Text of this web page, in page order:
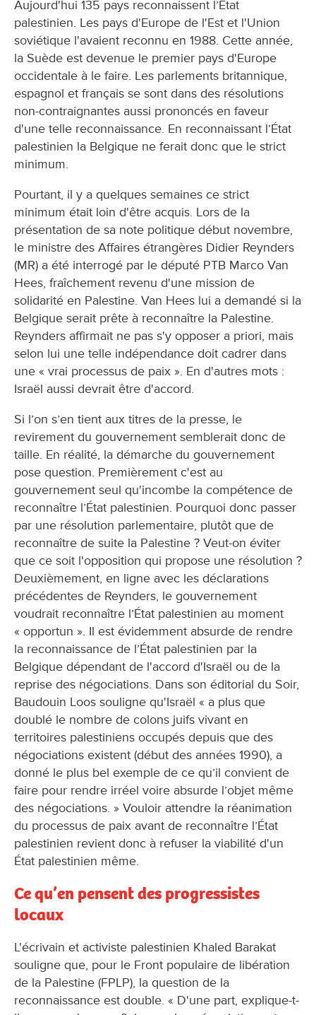
Aujourd'hui 135 pays reconnaissent l’État
palestinien. Les pays d'Europe de l'Est et l'Union
soviétique l'avaient reconnu en 1988. Cette année,
la Suède est devenue le premier pays d'Europe
occidentale à le faire. Les parlements britannique,
espagnol et français se sont dans des résolutions
non-contraignantes aussi prononcés en faveur
d'une telle reconnaissance. En reconnaissant l’État
palestinien la Belgique ne ferait donc que le strict
minimum.
Pourtant, il y a quelques semaines ce strict
minimum était loin d'être acquis. Lors de la
présentation de sa note politique début novembre,
le ministre des Affaires étrangères Didier Reynders
(MR) a été interrogé par le député PTB Marco Van
Hees, fraîchement revenu d'une mission de
solidarité en Palestine. Van Hees lui a demandé si la
Belgique serait prête à reconnaître la Palestine.
Reynders affirmait ne pas s'y opposer a priori, mais
selon lui une telle indépendance doit cadrer dans
une « vrai processus de paix ». En d'autres mots :
Israël aussi devrait être d'accord.
Si l’on s’en tient aux titres de la presse, le
revirement du gouvernement semblerait donc de
taille. En réalité, la démarche du gouvernement
pose question. Premièrement c'est au
gouvernement seul qu'incombe la compétence de
reconnaître l’État palestinien. Pourquoi donc passer
par une résolution parlementaire, plutôt que de
reconnaître de suite la Palestine ? Veut-on éviter
que ce soit l'opposition qui propose une résolution ?
Deuxièmement, en ligne avec les déclarations
précédentes de Reynders, le gouvernement
voudrait reconnaître l’État palestinien au moment
« opportun ». Il est évidemment absurde de rendre
la reconnaissance de l’État palestinien par la
Belgique dépendant de l'accord d'Israël ou de la
reprise des négociations. Dans son éditorial du Soir,
Baudouin Loos souligne qu'Israël « a plus que
doublé le nombre de colons juifs vivant en
territoires palestiniens occupés depuis que des
négociations existent (début des années 1990), a
donné le plus bel exemple de ce qu’il convient de
faire pour rendre irréel voire absurde l’objet même
des négociations. » Vouloir attendre la réanimation
du processus de paix avant de reconnaître l’État
palestinien revient donc à refuser la viabilité d'un
État palestinien même.
Ce qu’en pensent des progressistes
locaux
L'écrivain et activiste palestinien Khaled Barakat
souligne que, pour le Front populaire de libération
de la Palestine (FPLP), la question de la
reconnaissance est double. « D'une part, explique-t-